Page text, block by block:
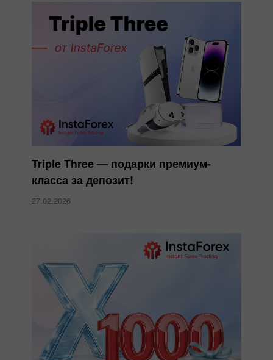
Triple Three — подарки премиум-
класса за депозит!
27.02.2026